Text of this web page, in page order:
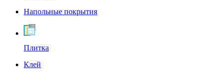
Напольные покрытия
Плитка
Клей